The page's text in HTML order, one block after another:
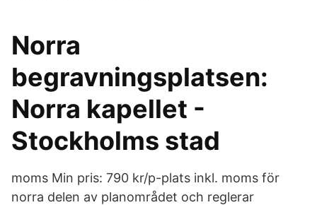
Norra
begravningsplatsen:
Norra kapellet -
Stockholms stad
moms Min pris: 790 kr/p-plats inkl. moms för
norra delen av planområdet och reglerar